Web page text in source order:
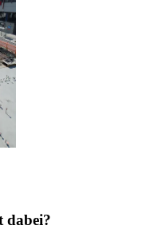
dabei?